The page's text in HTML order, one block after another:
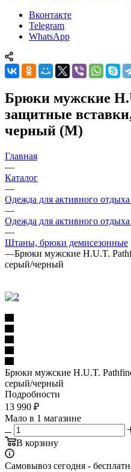
Вконтакте
Telegram
WhatsApp
Брюки мужские
защитные
черный (M)
Главная
—
Каталог
—
Одежда для активного
—
Одежда для активного
—
Штаны, брюки демисезонные
—Брюки мужские H.U.T.
серый/черный
Брюки мужские H.U.T.
серый/черный
Подробности
13 990 ₽
Мало в 1 магазине
В корзину
Самовывоз сегодня -